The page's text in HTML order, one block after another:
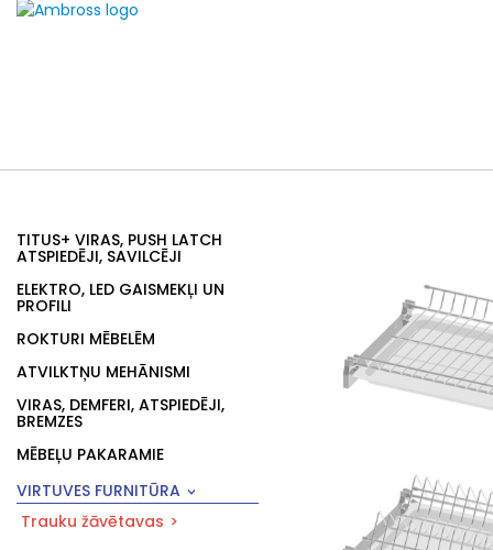
TITUS+ VIRAS, PUSH LATCH
ATSPIEDĒJI, SAVILCĒJI
ELEKTRO, LED GAISMEKĻI UN
PROFILI
ROKTURI MĒBELĒM
ATVILKTŅU MEHĀNISMI
VIRAS, DEMFERI, ATSPIEDĒJI,
BREMZES
MĒBEĻU PAKARAMIE
VIRTUVES FURNITŪRA
Trauku žāvētavas